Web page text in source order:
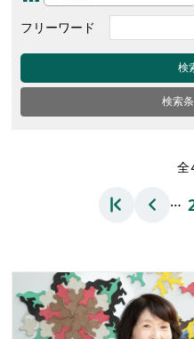
フリーワード
検
検索
全
…